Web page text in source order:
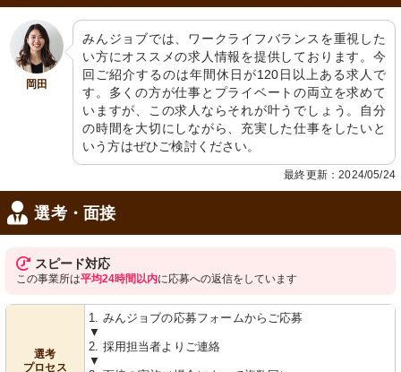
岡田
みんジョブでは、ワークライフバランスを重視した
い方にオススメの求人情報を提供しております。今
回ご紹介するのは年間休日が120日以上ある求人で
す。多くの方が仕事とプライベートの両立を求めて
いますが、この求人ならそれが叶うでしょう。自分
の時間を大切にしながら、充実した仕事をしたいと
いう方はぜひご検討ください。
最終更新：2024/05/24
選考・面接
スピード対応
この事業所は平均24時間以内に応募への返信をしています
選考
プロセス
1. みんジョブの応募フォームからご応募
▼
2. 採用担当者よりご連絡
▼